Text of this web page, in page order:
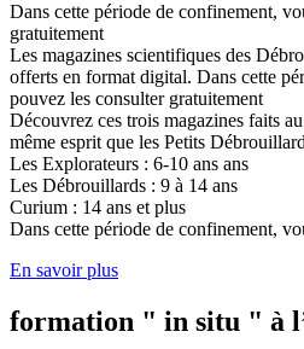
Dans cette période de confinement,
gratuitement
Les magazines scientifiques des
offerts en format digital. Dans cette
pouvez les consulter gratuitement
Découvrez ces trois magazines faits
même esprit que les Petits
Les Explorateurs : 6-10 ans ans
Les Débrouillards : 9 à 14 ans
Curium : 14 ans et plus
Dans cette période de confinement,
En savoir plus
formation " in situ " à